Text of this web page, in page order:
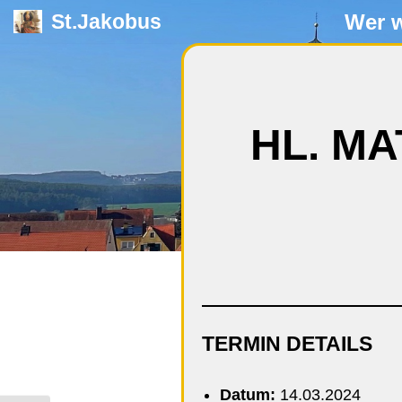
St.Jakobus Wer
HL.
TERMIN DETAILS
Datum: 14.03.2024